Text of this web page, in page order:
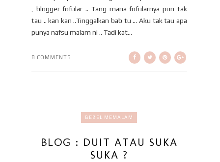
, blogger fofular .. Tang mana fofularnya pun tak
tau .. kan kan ..Tinggalkan bab tu ... Aku tak tau apa
punya nafsu malam ni .. Tadi kat...
8 COMMENTS
BEBEL MEMALAM
BLOG : DUIT ATAU SUKA
SUKA ?